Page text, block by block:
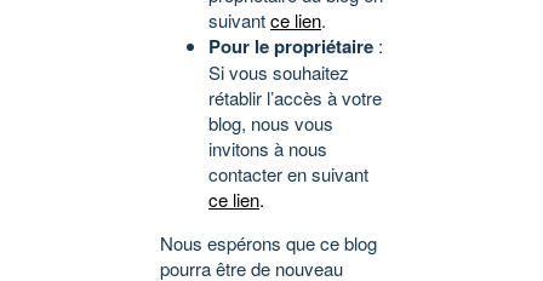
suivantce lien.
Pour le propriétaire :
Si vous souhaitez
rétablir l’accès à votre
blog, nous vous
invitons à nous
contacter en suivant
ce lien.
Nous espérons que ce blog
pourra être de nouveau